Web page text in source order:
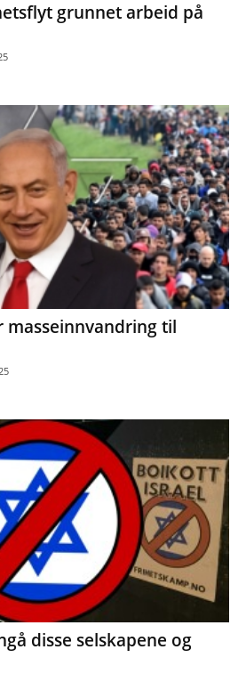
grunnet arbeid på
masseinnvandring til
disse selskapene og